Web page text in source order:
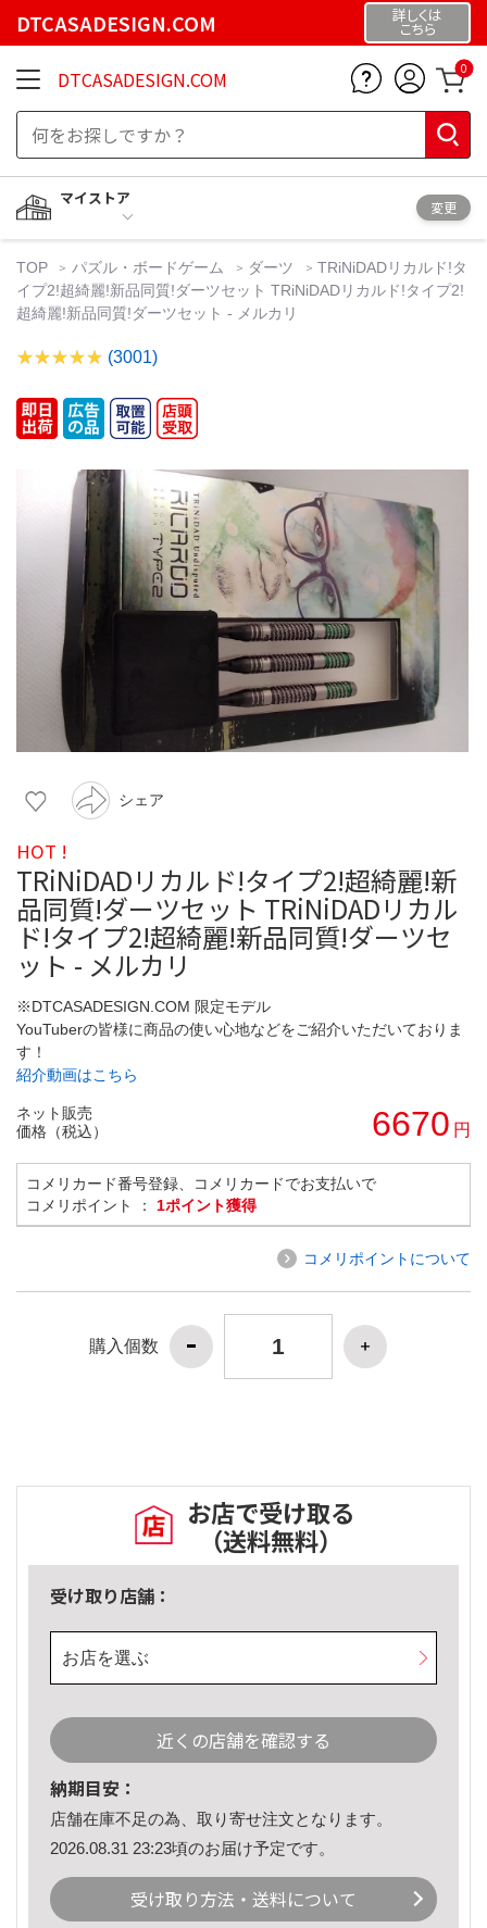
DTCASADESIGN.COM 詳しくは
こちら
DTCASADESIGN.COM 0
マイストア
変更
TOP パズル・ボードゲーム ダーツ
TRiNiDADリカルド!タ
イプ2!超綺麗!新品同質!ダーツセット TRiNiDADリカルド!タイプ2!
超綺麗!新品同質!ダーツセット - メルカリ
(3001)
シェア
HOT !
TRiNiDADリカルド!タイプ2!超綺麗!新
品同質!ダーツセット TRiNiDADリカル
ド!タイプ2!超綺麗!新品同質!ダーツセ
ット - メルカリ
※DTCASADESIGN.COM 限定モデル
YouTuberの皆様に商品の使い心地などをご紹介いただいておりま
す！
紹介動画はこちら
ネット販売
価格（税込）
6670 円
コメリカード番号登録、コメリカードでお支払いで
コメリポイント ： 1ポイント獲得
コメリポイントについて
購入個数
お店で受け取る
（送料無料）
受け取り店舗：
お店を選ぶ
近くの店舗を確認する
納期目安：
店舗在庫不足の為、取り寄せ注文となります。
2026.08.31 23:23頃のお届け予定です。
受け取り方法・送料について